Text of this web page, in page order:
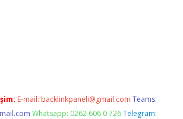
E-mail: backlinkpaneli@gmail.com Teams:
Whatsapp: 0262 606 0 726 Telegram: